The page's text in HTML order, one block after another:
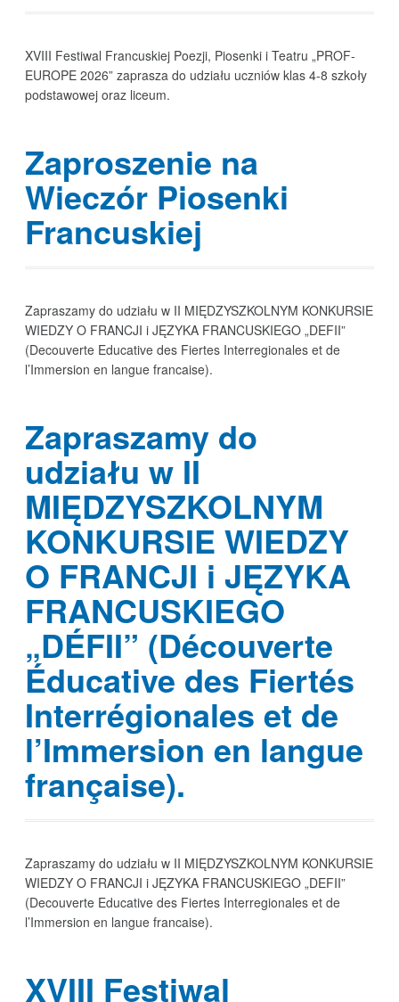
XVIII Festiwal Francuskiej Poezji, Piosenki i Teatru „PROF-
EUROPE 2026” zaprasza do udziału uczniów klas 4-8 szkoły
podstawowej oraz liceum.
Zaproszenie na
Wieczór Piosenki
Francuskiej
Zapraszamy do udziału w II MIĘDZYSZKOLNYM KONKURSIE
WIEDZY O FRANCJI i JĘZYKA FRANCUSKIEGO „DEFII”
(Decouverte Educative des Fiertes Interregionales et de
l’Immersion en langue francaise).
Zapraszamy do
udziału w II
MIĘDZYSZKOLNYM
KONKURSIE WIEDZY
O FRANCJI i JĘZYKA
FRANCUSKIEGO
„DÉFII” (Découverte
Éducative des Fiertés
Interrégionales et de
l’Immersion en langue
française).
Zapraszamy do udziału w II MIĘDZYSZKOLNYM KONKURSIE
WIEDZY O FRANCJI i JĘZYKA FRANCUSKIEGO „DEFII”
(Decouverte Educative des Fiertes Interregionales et de
l’Immersion en langue francaise).
XVIII Festiwal